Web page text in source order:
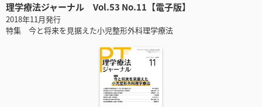
理学療法ジャーナル Vol.53 No.11【電子版】
2018年11月発行
特集 今と将来を見据えた小児整形外科理学療法